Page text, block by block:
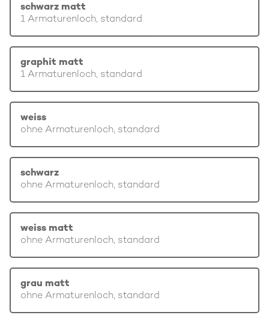
schwarz matt
1 Armaturenloch, standard
graphit matt
1 Armaturenloch, standard
weiss
ohne Armaturenloch, standard
schwarz
ohne Armaturenloch, standard
weiss matt
ohne Armaturenloch, standard
grau matt
ohne Armaturenloch, standard